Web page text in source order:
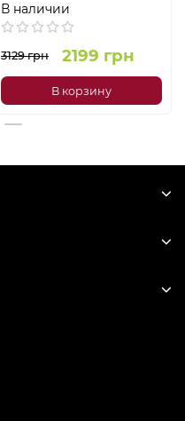
В наличии
3129 грн 2199 грн
В корзину